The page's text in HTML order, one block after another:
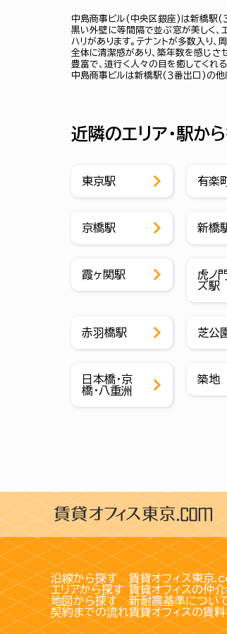
中島商事ビル(中央区銀座)は新橋駅(
黒い外壁に等間隔で並ぶ窓が美しく、
ハリがあります。テナントが多数入り
全体に清潔感があり、築年数を感じさ
豊富で、道行く人々の目を癒してくれる
中島商事ビルは新橋駅(３番出口)の
近隣のエリア・駅か
東京駅 有楽
京橋駅 新橋
霞ヶ関駅
虎ノ
ズ駅
赤羽橋駅 芝公
日本橋・京
橋・八重洲
築地
沿線から探す
エリアから探す
地図から探す
契約までの流れ
賃貸オフィス東京
賃貸オフィスの仲
新耐震基準につい
賃貸オフィスの賃